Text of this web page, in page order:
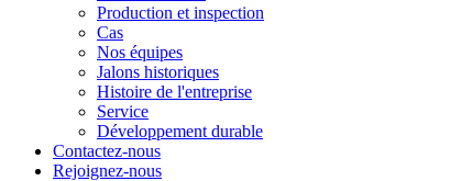
Production et inspection
Cas
Nos équipes
Jalons historiques
Histoire de l'entreprise
Service
Développement durable
Contactez-nous
Rejoignez-nous